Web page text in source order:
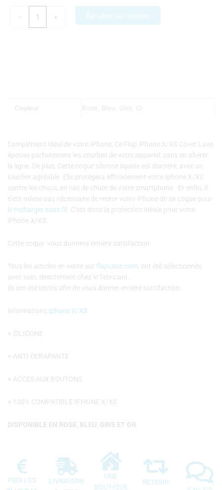
-
Luxe
+
Couleur Rose, Bleu, Gris, Or
Complément idéal de votre iPhone, Ce Flap iPhone X/XS Cover Luxe,
épouse parfaitement les courbes de votre appareil, sans en altérer
la ligne. De plus, Cette coque silicone liquide est discrète, avec un
toucher agréable. Elle protègera efficacement votre Iphone X/XS
contre les chocs, en cas de chute de votre smartphone . Et enfin, Il
n’est même pas nécessaire de retirer votre iPhone de sa coque pour
le recharger sans fil. C’est donc la protection idéale pour votre
iPhone X/XS.
Cette coque vous donnera entière satisfaction.
Tous les articles en vente sur flapcase.com, ont été sélectionnés
avec soin, directement chez le fabricant.
Ils ont été testés afin de vous donner entière satisfaction.
informations Iphone X/XS
+ SILICONE
+ ANTI-DERAPANTE
+ ACCES AUX BOUTONS
+ 100% COMPATIBLE IPHONE X/XS
DISPONIBLE EN ROSE, BLEU, GRIS ET OR
PRIX LES
LIVRAISON
UNE
BOUTIQUE
RETOUR